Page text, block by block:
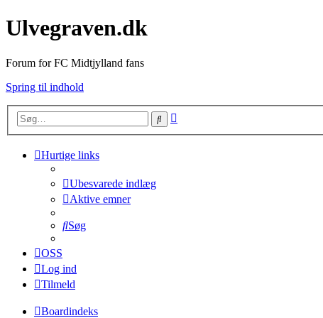
Ulvegraven.dk
Forum for FC Midtjylland fans
Spring til indhold
Søg
Hurtige links
Ubesvarede indlæg
Aktive emner
Søg
OSS
Log ind
Tilmeld
Boardindeks